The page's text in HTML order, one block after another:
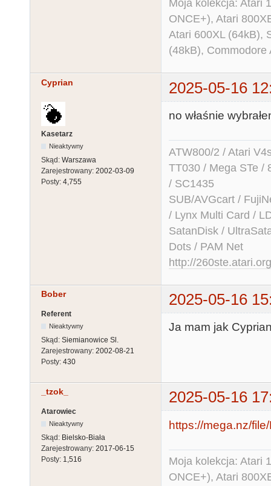
Moja kolekcja: Atari
ONCE+), Atari
Atari 600XL (64kB),
(48kB),
Cyprian 2025-05-16
Kasetarz
Nieaktywny
Skąd: Warszawa
Zarejestrowany: 2002-03-09
Posty: 4,755
no właśnie
ATW800/2 / Atari
TT030 / Mega STe /
/ SC1435
SUB/AVGcart /
/ Lynx Multi Card /
SatanDisk /
Dots / PAM Net
http://260ste.atari.org
Bober 2025-05-16
Referent
Nieaktywny
Skąd: Siemianowice Sl.
Zarejestrowany: 2002-08-21
Posty: 430
Ja mam jak
_tzok_ 2025-05-16
Atarowiec
Nieaktywny
Skąd: Bielsko-Biała
Zarejestrowany: 2017-06-15
Posty: 1,516
https://mega.nz/
Moja kolekcja: Atari
ONCE+), Atari